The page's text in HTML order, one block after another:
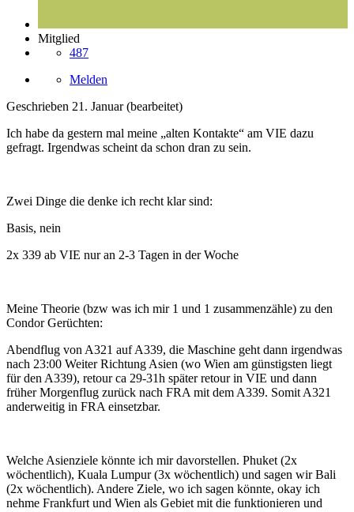
Mitglied
487
Melden
Geschrieben 21. Januar(bearbeitet)
Ich habe da gestern mal meine „alten Kontakte“ am VIE dazu
gefragt. Irgendwas scheint da schon dran zu sein.
Zwei Dinge die denke ich recht klar sind:
Basis, nein
2x 339 ab VIE nur an 2-3 Tagen in der Woche
Meine Theorie (bzw was ich mir 1 und 1 zusammenzähle) zu den
Condor Gerüchten:
Abendflug von A321 auf A339, die Maschine geht dann irgendwas
nach 23:00 Weiter Richtung Asien (wo Wien am günstigsten liegt
für den A339), retour ca 29-31h später retour in VIE und dann
früher Morgenflug zurück nach FRA mit dem A339. Somit A321
anderweitig in FRA einsetzbar.
Welche Asienziele könnte ich mir davorstellen. Phuket (2x
wöchentlich), Kuala Lumpur (3x wöchentlich) und sagen wir Bali
(2x wöchentlich). Andere Ziele, wo ich sagen könnte, okay ich
nehme Frankfurt und Wien als Gebiet mit die funktionieren und